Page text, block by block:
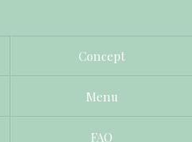
Concept
Menu
FAQ